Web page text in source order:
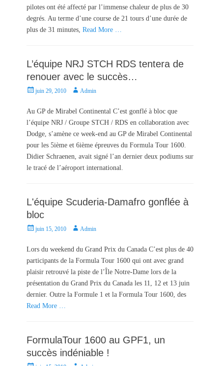
o
n
pilotes ont été affecté par l’immense chaleur de plus de 30
degrés. Au terme d’une course de 21 tours d’une durée de
plus de 31 minutes, Read More …
L’équipe NRJ STCH RDS tentera de
renouer avec le succès…
P
s
t
o
n
juin 29, 2010
A
t
h
Admin
Au GP de Mirabel Continental C’est gonflé à bloc que
l’équipe NRJ / Groupe STCH / RDS en collaboration avec
Dodge, s’amène ce week-end au GP de Mirabel Continental
pour les 5ième et 6ième épreuves du Formula Tour 1600.
Didier Schraenen, avait signé l’an dernier deux podiums sur
le tracé de l’aéroport international.
L'équipe Scuderia-Damafro gonflée à
bloc
P
s
d
o
n
juin 15, 2010
A
t
Admin
Lors du weekend du Grand Prix du Canada C’est plus de 40
participants de la Formula Tour 1600 qui ont avec grand
plaisir retrouvé la piste de l’Île Notre-Dame lors de la
présentation du Grand Prix du Canada les 11, 12 et 13 juin
dernier. Outre la Formule 1 et la Formula Tour 1600, des
Read More …
FormulaTour 1600 au GPF1, un
succès indéniable !